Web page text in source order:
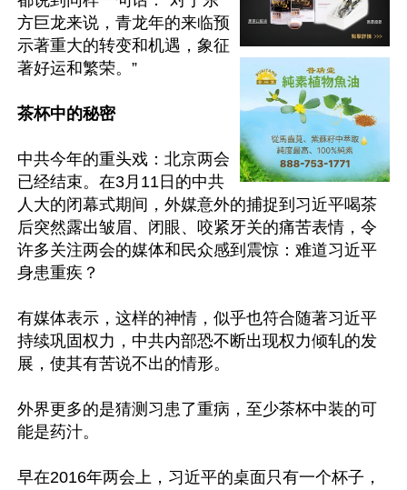
方巨龙来说，青龙年的来临预
示著重大的转变和机遇，象征
著好运和繁荣。”
茶杯中的秘密
中共今年的重头戏：北京两会
已经结束。在3月11日的中共
人大的闭幕式期间，外媒意外的捕捉到习近平喝茶
后突然露出皱眉、闭眼、咬紧牙关的痛苦表情，令
许多关注两会的媒体和民众感到震惊：难道习近平
身患重疾？
有媒体表示，这样的神情，似乎也符合随著习近平
持续巩固权力，中共内部恐不断出现权力倾轧的发
展，使其有苦说不出的情形。
外界更多的是猜测习患了重病，至少茶杯中装的可
能是药汁。
早在2016年两会上，习近平的桌面只有一个杯子，